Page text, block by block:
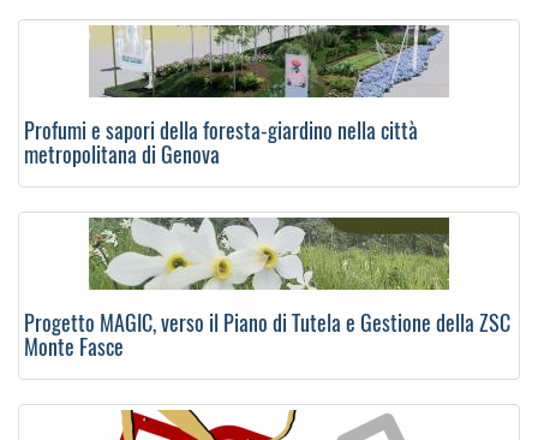
Profumi e sapori della foresta-giardino nella città
metropolitana di Genova
Progetto MAGIC, verso il Piano di Tutela e Gestione della ZSC
Monte Fasce